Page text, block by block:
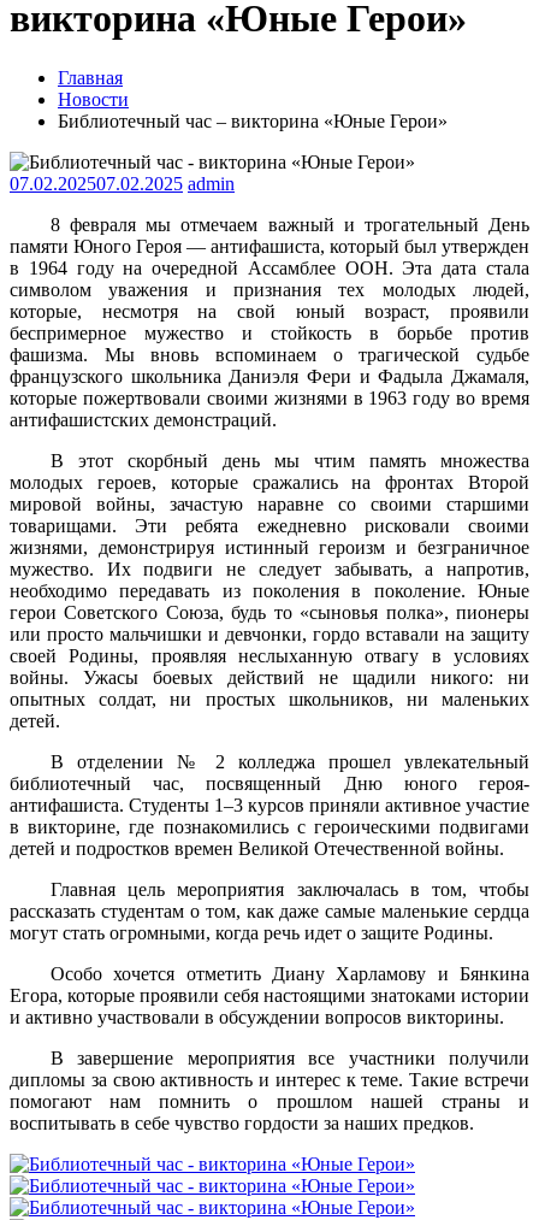
викторина «Юные Герои»
Главная
Новости
Библиотечный час – викторина «Юные Герои»
07.02.202507.02.2025 admin
8 февраля мы отмечаем важный и трогательный День
памяти Юного Героя — антифашиста, который был утвержден
в 1964 году на очередной Ассамблее ООН. Эта дата стала
символом уважения и признания тех молодых людей,
которые, несмотря на свой юный возраст, проявили
беспримерное мужество и стойкость в борьбе против
фашизма. Мы вновь вспоминаем о трагической судьбе
французского школьника Даниэля Фери и Фадыла Джамаля,
которые пожертвовали своими жизнями в 1963 году во время
антифашистских демонстраций.
В этот скорбный день мы чтим память множества
молодых героев, которые сражались на фронтах Второй
мировой войны, зачастую наравне со своими старшими
товарищами. Эти ребята ежедневно рисковали своими
жизнями, демонстрируя истинный героизм и безграничное
мужество. Их подвиги не следует забывать, а напротив,
необходимо передавать из поколения в поколение. Юные
герои Советского Союза, будь то «сыновья полка», пионеры
или просто мальчишки и девчонки, гордо вставали на защиту
своей Родины, проявляя неслыханную отвагу в условиях
войны. Ужасы боевых действий не щадили никого: ни
опытных солдат, ни простых школьников, ни маленьких
детей.
В отделении № 2 колледжа прошел увлекательный
библиотечный час, посвященный Дню юного героя-
антифашиста. Студенты 1–3 курсов приняли активное участие
в викторине, где познакомились с героическими подвигами
детей и подростков времен Великой Отечественной войны.
Главная цель мероприятия заключалась в том, чтобы
рассказать студентам о том, как даже самые маленькие сердца
могут стать огромными, когда речь идет о защите Родины.
Особо хочется отметить Диану Харламову и Бянкина
Егора, которые проявили себя настоящими знатоками истории
и активно участвовали в обсуждении вопросов викторины.
В завершение мероприятия все участники получили
дипломы за свою активность и интерес к теме. Такие встречи
помогают нам помнить о прошлом нашей страны и
воспитывать в себе чувство гордости за наших предков.